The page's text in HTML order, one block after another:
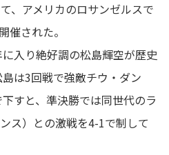
、アメリカのロサンゼルスで
催された。
入り絶好調の松島輝空が歴史
は3回戦で強敵チウ・ダン
下すと、準決勝では同世代のラ
ス）との激戦を4-1で制して